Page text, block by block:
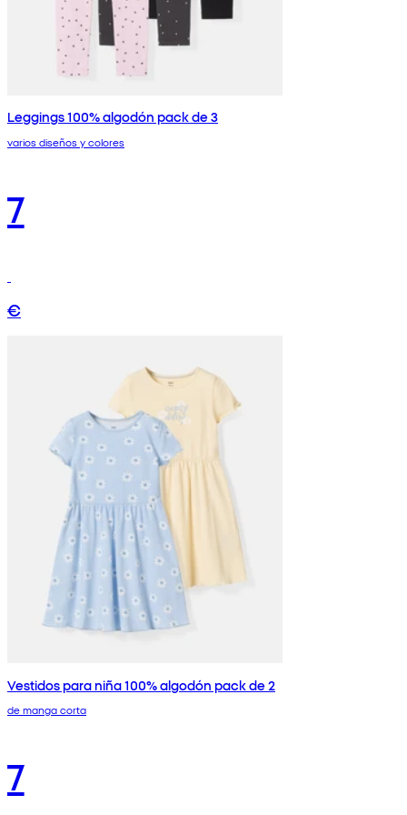
Leggings 100% algodón pack de 3
varios diseños y colores
7
€
Vestidos para niña 100% algodón pack de 2
de manga corta
7